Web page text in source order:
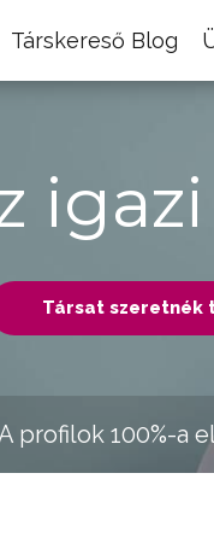
Társkereső Blog
Társat szeretnék
profilok 100%-a